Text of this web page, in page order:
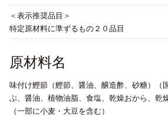
＜表示推奨品目＞
特定原材料に準ずるもの２０品目
原材料名
味付け鰹節（鰹節、醤油、醸造酢、砂糖）（
ぶ、醤油、植物油脂、食塩、乾燥おから、乾
（一部に小麦・大豆を含む）